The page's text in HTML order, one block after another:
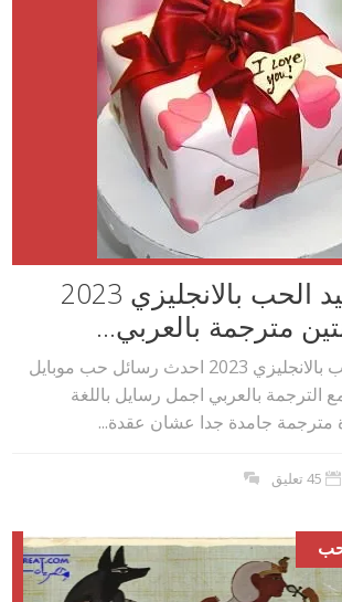
مسجات عيد الحب بالانجليزي 2023
مترجمة بالعربي...
مسجات عيد الحب بالانجليزي 2023 احدث رسائل حب موبايل
الترجمة بالعربي اجمل رسايل باللغة
مترجمة جامدة جدا عشان عقدة...
45 تعليق